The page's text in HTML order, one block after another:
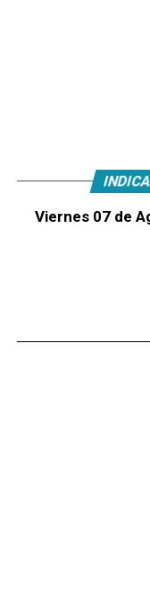
Viernes 07 de